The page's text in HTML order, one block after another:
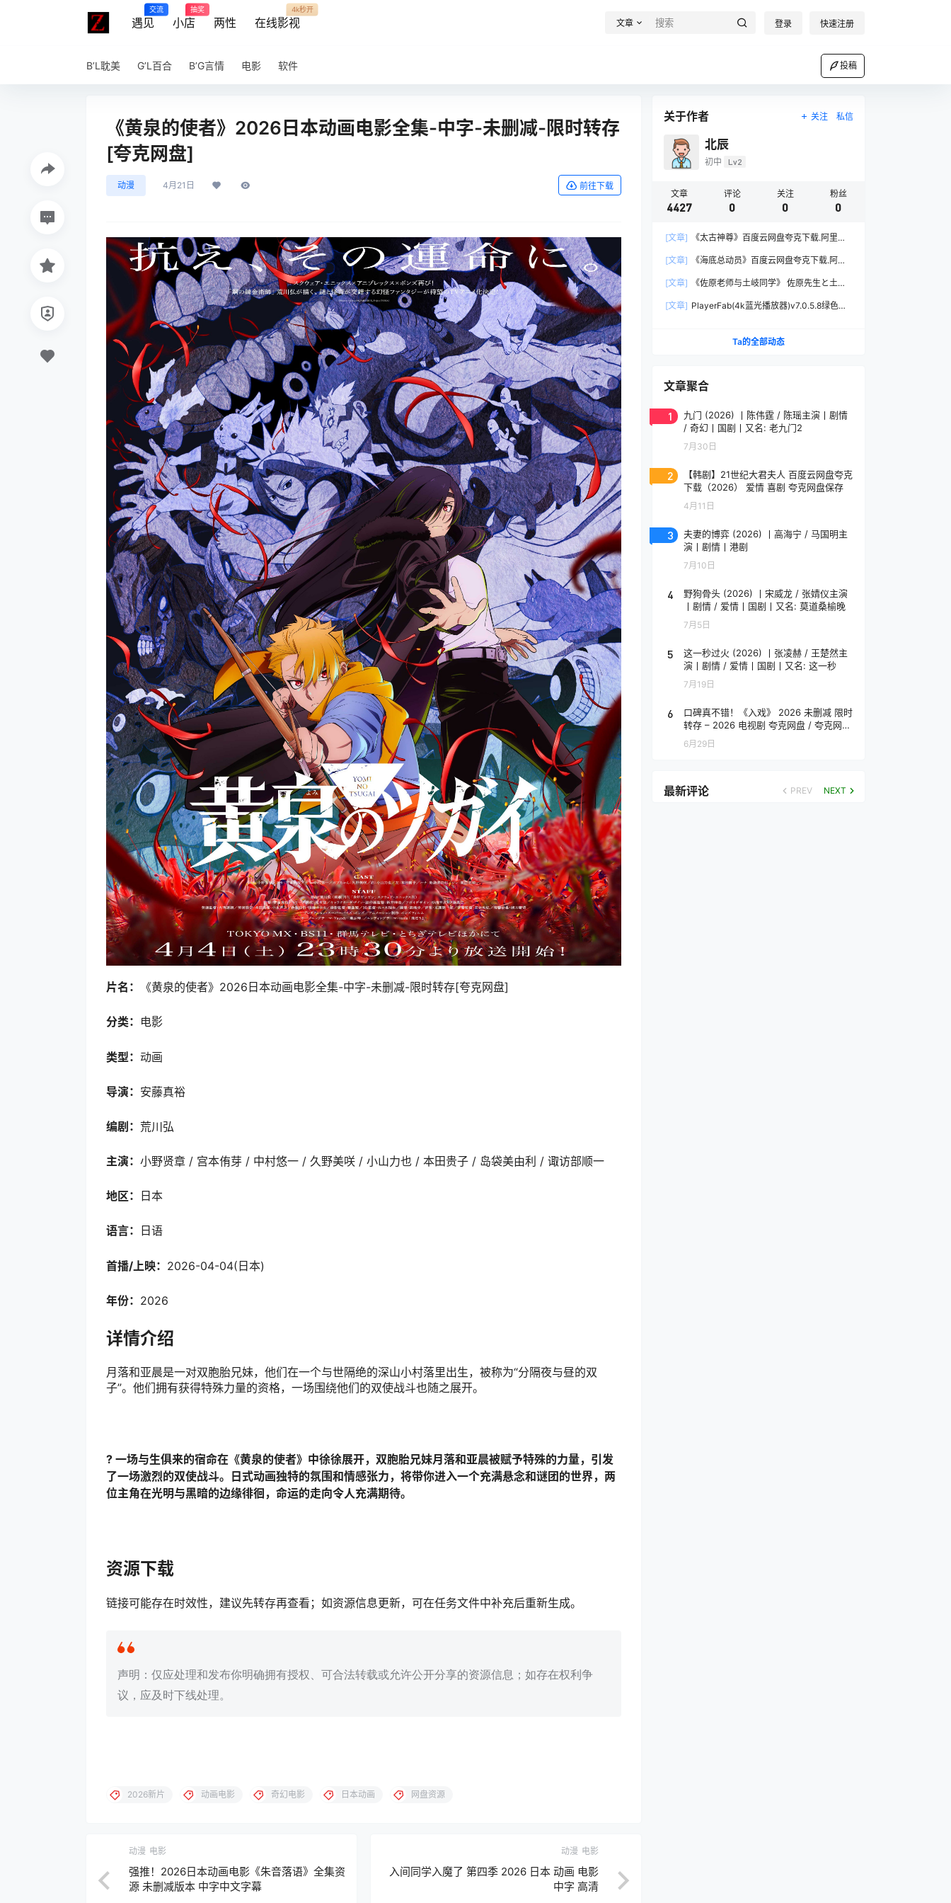
遇见
交流
小店
抽奖
两性 在线影视
4k秒开
文章 登录 快速注册
B’L耽美 G’L百合 B’G言情 电影 软件 投稿
《黄泉的使者》2026日本动画电影全集-中字-未删减-限时转存
[夸克网盘]
动漫 4月21日 前往下载
片名： 《黄泉的使者》2026日本动画电影全集-中字-未删减-限时转存[夸克网盘]
分类： 电影
类型： 动画
导演： 安藤真裕
编剧： 荒川弘
主演： 小野贤章 / 宫本侑芽 / 中村悠一 / 久野美咲 / 小山力也 / 本田贵子 / 岛袋美由利 / 诹访部顺一
地区： 日本
语言： 日语
首播/上映： 2026-04-04(日本)
年份： 2026
详情介绍
月落和亚晨是一对双胞胎兄妹，他们在一个与世隔绝的深山小村落里出生，被称为“分隔夜与昼的双
子”。他们拥有获得特殊力量的资格，一场围绕他们的双使战斗也随之展开。
? 一场与生俱来的宿命在《黄泉的使者》中徐徐展开，双胞胎兄妹月落和亚晨被赋予特殊的力量，引发
了一场激烈的双使战斗。日式动画独特的氛围和情感张力，将带你进入一个充满悬念和谜团的世界，两
位主角在光明与黑暗的边缘徘徊，命运的走向令人充满期待。
资源下载
链接可能存在时效性，建议先转存再查看；如资源信息更新，可在任务文件中补充后重新生成。
声明：仅应处理和发布你明确拥有授权、可合法转载或允许公开分享的资源信息；如存在权利争
议，应及时下线处理。
2026新片 动画电影 奇幻电影 日本动画 网盘资源
动漫 电影
强推！2026日本动画电影《朱音落语》全集资
源 未删减版本 中字中文字幕
动漫 电影
入间同学入魔了 第四季 2026 日本 动画 电影
中字 高清
关于作者 关注 私信
北辰
初中 Lv2
文章
4427
评论
0
关注
0
粉丝
0
[文章]
《太古神尊》百度云网盘夸克下载.阿里云
[文章]
《海底总动员》百度云网盘夸克下载.阿里
[文章]
《佐原老师与土岐同学》 佐原先生と土岐
[文章] PlayerFab(4k蓝光播放器)v7.0.5.8绿色便
Ta的全部动态
文章聚合
1
九门 (2026) 丨陈伟霆 / 陈瑶主演丨剧情
/ 奇幻丨国剧丨又名: 老九门2
7月30日
2
【韩剧】21世纪大君夫人 百度云网盘夸克
下载（2026） 爱情 喜剧 夸克网盘保存
4月11日
3
夫妻的博弈 (2026) 丨高海宁 / 马国明主
演丨剧情丨港剧
7月10日
4
野狗骨头 (2026) 丨宋威龙 / 张婧仪主演
丨剧情 / 爱情丨国剧丨又名: 莫道桑榆晚
7月5日
5
这一秒过火 (2026) 丨张凌赫 / 王楚然主
演丨剧情 / 爱情丨国剧丨又名: 这一秒
7月19日
6
口碑真不错！《入戏》 2026 未删减 限时
转存 – 2026 电视剧 夸克网盘 / 夸克网盘
高清转存
6月29日
最新评论 PREV NEXT